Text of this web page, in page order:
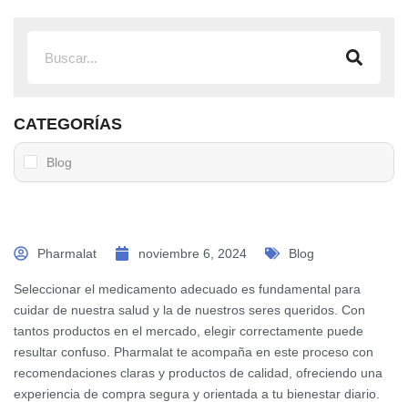
CATEGORÍAS
Blog
Pharmalat noviembre 6, 2024 Blog
Seleccionar el medicamento adecuado es fundamental para
cuidar de nuestra salud y la de nuestros seres queridos. Con
tantos productos en el mercado, elegir correctamente puede
resultar confuso. Pharmalat te acompaña en este proceso con
recomendaciones claras y productos de calidad, ofreciendo una
experiencia de compra segura y orientada a tu bienestar diario.